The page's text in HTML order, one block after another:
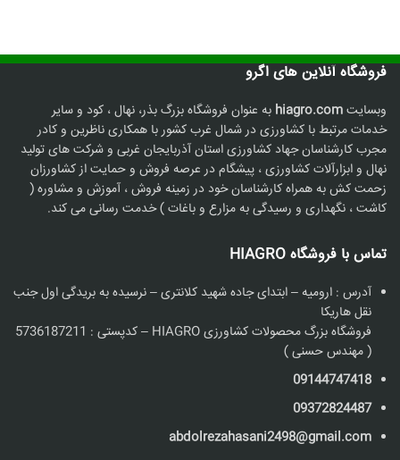
فروشگاه آنلاین های اگرو
وبسایتhiagro.com به عنوان فروشگاه بزرگ بذر، نهال ، کود و سایر
خدمات مرتبط با کشاورزی در شمال غرب کشور با همکاری ناظرین و کادر
مجرب کارشناسان جهاد کشاورزی استان آذربایجان غربی و شرکت های تولید
نهال و ابزارآلات کشاورزی ، پیشگام در عرصه فروش و حمایت از کشاورزان
زحمت کش به همراه کارشناسان خود در زمینه فروش ، آموزش و مشاوره (
کاشت ، نگهداری و رسیدگی به مزارع و باغات ) خدمت رسانی می کند.
تماس با فروشگاه HIAGRO
آدرس : ارومیه – ابتدای جاده شهید کلانتری – نرسیده به بریدگی اول جنب
نقل هاریکا
فروشگاه بزرگ محصولات کشاورزی HIAGRO – کدپستی : 5736187211
( مهندس حسنی )
09144747418
09372824487
abdolrezahasani2498@gmail.com